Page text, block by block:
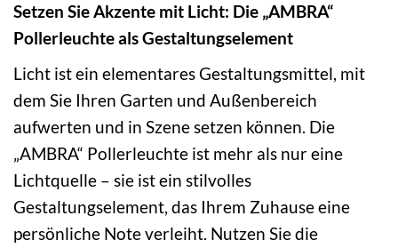
Setzen Sie Akzente mit Licht: Die „AMBRA“
Pollerleuchte als Gestaltungselement
Licht ist ein elementares Gestaltungsmittel, mit
dem Sie Ihren Garten und Außenbereich
aufwerten und in Szene setzen können. Die
„AMBRA“ Pollerleuchte ist mehr als nur eine
Lichtquelle – sie ist ein stilvolles
Gestaltungselement, das Ihrem Zuhause eine
persönliche Note verleiht. Nutzen Sie die